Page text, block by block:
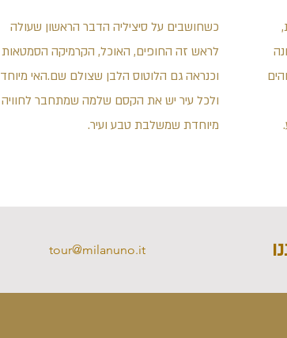
כשחושבים על סיציליה הדבר הראשון שעולה
לראש זה החופים, האוכל, הקרמיקה הסמטאות
וכנראה גם הלוטוס הלבן שצולם שם.האי מיוחד
ולכל עיר יש את הקסם שלמה שמתחבר לחוויה
מיוחדת שמשלבת טבע ועיר.
tour@milanuno.it